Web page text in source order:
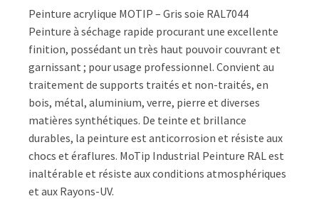
Peinture acrylique MOTIP – Gris soie RAL7044
Peinture à séchage rapide procurant une excellente
finition, possédant un très haut pouvoir couvrant et
garnissant ; pour usage professionnel. Convient au
traitement de supports traités et non-traités, en
bois, métal, aluminium, verre, pierre et diverses
matières synthétiques. De teinte et brillance
durables, la peinture est anticorrosion et résiste aux
chocs et éraflures. MoTip Industrial Peinture RAL est
inaltérable et résiste aux conditions atmosphériques
et aux Rayons-UV.